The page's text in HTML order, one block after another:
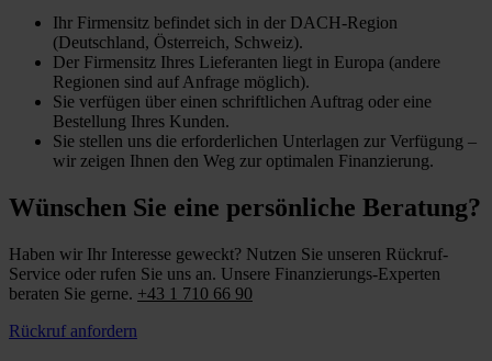
Ihr Firmensitz befindet sich in der DACH-Region
(Deutschland, Österreich, Schweiz).
Der Firmensitz Ihres Lieferanten liegt in Europa (andere
Regionen sind auf Anfrage möglich).
Sie verfügen über einen schriftlichen Auftrag oder eine
Bestellung Ihres Kunden.
Sie stellen uns die erforderlichen Unterlagen zur Verfügung –
wir zeigen Ihnen den Weg zur optimalen Finanzierung.
Wünschen Sie eine persönliche Beratung?
Haben wir Ihr Interesse geweckt? Nutzen Sie unseren Rückruf-
Service oder rufen Sie uns an. Unsere Finanzierungs-Experten
beraten Sie gerne. +43 1 710 66 90
Rückruf anfordern